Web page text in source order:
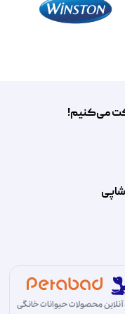
می‌کنیم!
محصولات حیوانات خانگی